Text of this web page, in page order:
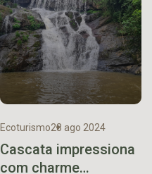
Ecoturismo28 ago 2024
Cascata impressiona
com charme